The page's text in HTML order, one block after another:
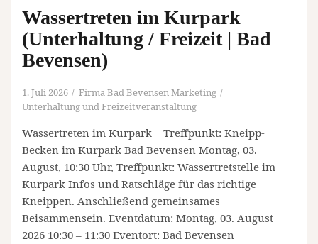
Lönsstein
Jeder
mit!
/
Freizeit
|
Bad
Bevensen)
Wassertreten im Kurpark
(Unterhaltung / Freizeit | Bad
Bevensen)
1. Juli 2026
Firma Bad Bevensen Marketing
Unterhaltung und Freizeitveranstaltung
Wassertreten im Kurpark Treffpunkt: Kneipp-
Becken im Kurpark Bad Bevensen Montag, 03.
August, 10:30 Uhr, Treffpunkt: Wassertretstelle im
Kurpark Infos und Ratschläge für das richtige
Kneippen. Anschließend gemeinsames
Beisammensein. Eventdatum: Montag, 03. August
2026 10:30 – 11:30 Eventort: Bad Bevensen